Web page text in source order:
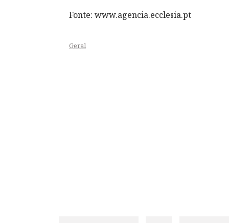
Fonte: www.agencia.ecclesia.pt
Geral